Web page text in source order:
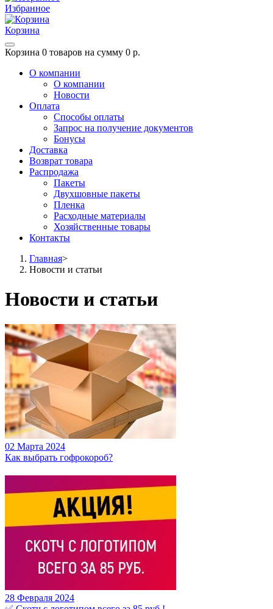
Избранное
Корзина
Корзина 0 товаров на сумму 0 р.
О компании
О компании
Новости
Оплата
Способы оплаты
Запрос на получение документов
Бонусы
Доставка
Возврат товара
Распродажа
Пакеты
Двухшовные пакеты
Пленка
Расходные материалы
Хозяйственные товары
Контакты
Главная>
Новости и статьи
Новости и статьи
02 Марта 2024
Как выбрать гофрокороб?
28 Февраля 2024